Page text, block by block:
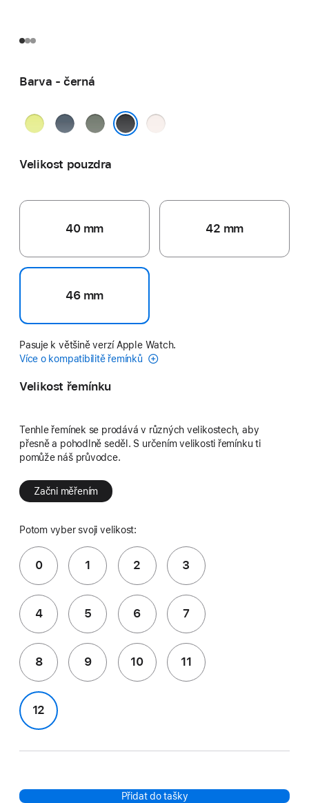
Barva - černá
neonověocelovězelenošedá světle
Velikost pouzdra
40 mm 42 mm
46 mm
Pasuje k většině verzí Apple Watch.
Více o kompatibilitě řemínků
Velikost řemínku
Tenhle řemínek se prodává v různých velikostech, aby
přesně a pohodlně seděl. S určením velikosti řemínku ti
pomůže náš průvodce.
Začni měřením
Potom vyber svoji velikost:
0 1 2 3
4 5 6 7
8 9 10 11
12
Přidat do tašky